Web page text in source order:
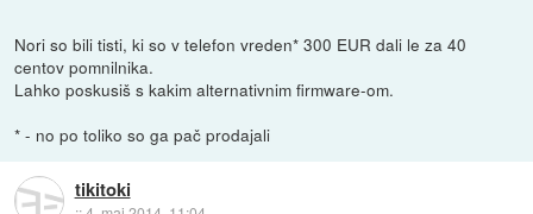
Nori so bili tisti, ki so v telefon vreden* 300 EUR dali le za 40
centov pomnilnika.
Lahko poskusiš s kakim alternativnim firmware-om.
* - no po toliko so ga pač prodajali
tikitoki